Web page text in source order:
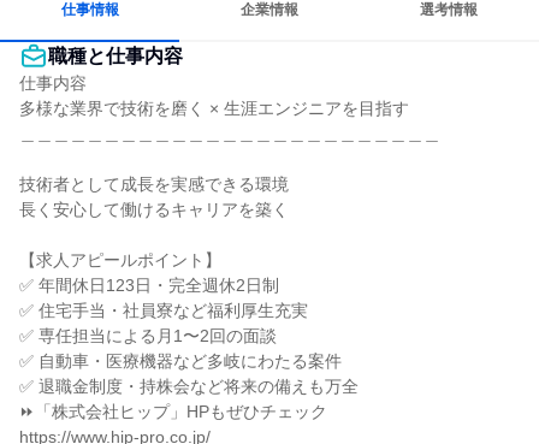
仕事情報 企業情報 選考情報
職種と仕事内容
仕事内容
多様な業界で技術を磨く × 生涯エンジニアを目指す
技術者として成長を実感できる環境
長く安心して働けるキャリアを築く
【求人アピールポイント】
✅ 年間休日123日・完全週休2日制
✅ 住宅手当・社員寮など福利厚生充実
✅ 専任担当による月1〜2回の面談
✅ 自動車・医療機器など多岐にわたる案件
✅ 退職金制度・持株会など将来の備えも万全
⏩「株式会社ヒップ」HPもぜひチェック
https://www.hip-pro.co.jp/